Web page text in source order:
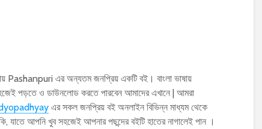
Pashanpuri এর অন্যতম জনপ্রিয় একটি বই। বাংলা ভাষায়
পড়তে ও ডাউনলোড করতে পারবেন আমাদের এখানে | আমরা
এর সকল জনপ্রিয় বই অনলাইন বিভিন্ন মাধ্যম থেকে
যাতে আপনি খুব সহজেই আপনার পছন্দের বইটি হাতের নাগালেই পান ।